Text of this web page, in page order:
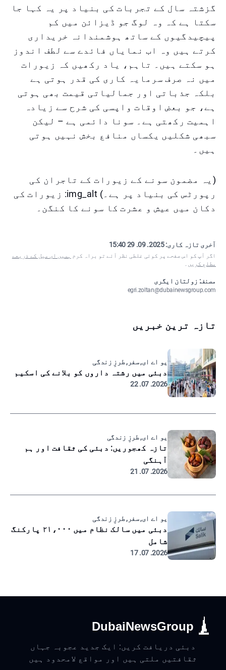
گزشتہ سال کے تجربات کی بنیاد پر یہ کہا جا
سکتا ہے کہ وہ لوگ جو ڈیزائن میں کم
پیچیدگیوں کے ساتھ ہوشمندانہ خریداری
کرتے ہیں وہ اب نمایاں فائدے سے لطف اندوز
ہو سکتے ہیں۔ تاہم، یاد رکھیں کہ زیورات
میں نہ صرف سرمایہ کاری کی قدر ہوتی ہے
بلکہ جذباتی اور جمالیاتی قیمت بھی ہوتی
ہے، جو بعض اوقات واپسی کی شرح سے زیادہ
اہمیت رکھتی ہے۔ سونا دائمی ہے – لیکن
سبھی شکلیں یکساں منافع بخش نہیں ہوتی
ہیں۔
(یہ مضمون سونے کے زیورات کے تاجران کی
رپورٹس کی بنیاد پر ہے۔) img_alt: زیورات کی
دکان میں عیش و عشرت کا سونے کا کنگن۔
آخری تازہ کاری:2025. 09. 29 15:40
اگر آپ کو اس صفحے پر کوئی غلطی نظر آئے تو براہ کرم ہمیں ای میل کے ذریعے
مطلع کریں ۔
مصنف: زولتان ایگری
egri.zoltan@dubainewsgroup.com
تازہ ترین خبریں
یو اے ای, سفر, طرزِ زندگی
دبئی میں رشتہ داروں کو بلانے کی اسکیم
2026. 07. 22
یو اے ای, طرزِ زندگی
تازہ کھجوریں: دبئی کی ثقافت اور ہم
آہنگی
2026. 07. 21
یو اے ای, سفر, طرزِ زندگی
دبئی میں سالک نظام میں ۲۱،۰۰۰ پارکنگ
شامل
2026. 07. 17
DubaiNewsGroup
دبئی دریافت کریں: ایک جدید عجوبہ جہاں
ثقافتیں ملتی ہیں اور مواقع لامحدود ہیں